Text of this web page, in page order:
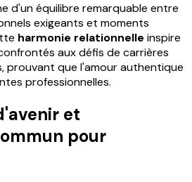
d'un équilibre remarquable entre
exigeants et moments
harmonie relationnelle inspire
aux défis de carrières
prouvant que l'amour authentique
professionnelles.
et
pour